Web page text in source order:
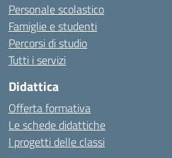
Personale scolastico
Famiglie e studenti
Percorsi di studio
Tutti i servizi
Didattica
Offerta formativa
Le schede didattiche
I progetti delle classi